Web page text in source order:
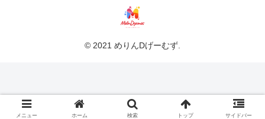
© 2021 めりんDげーむず.
メニュー ホーム 検索 トップ サイドバー